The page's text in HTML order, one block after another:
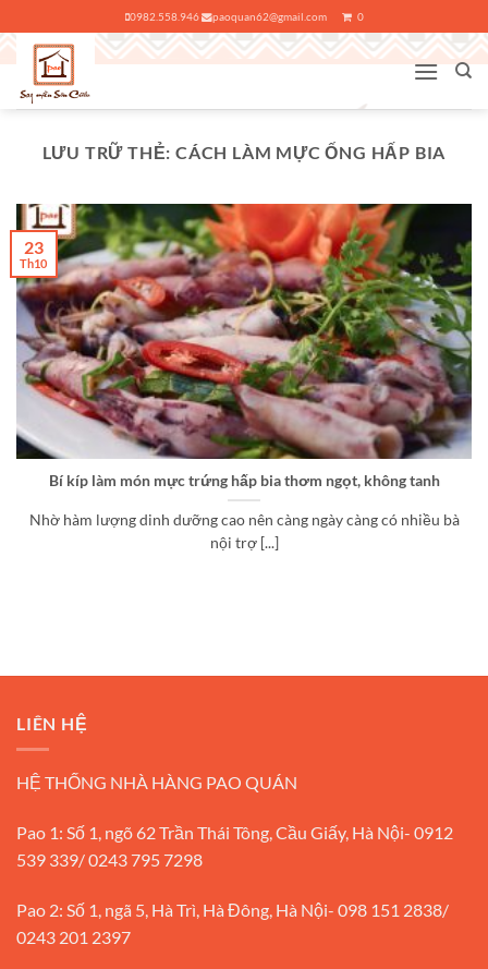
qua
nội
dung
0982.558.946 paoquan62@gmail.com 0
LƯU TRỮ THẺ:CÁCH LÀM MỰC ỐNG HẤP BIA
Bí kíp làm món mực trứng hấp bia thơm ngọt, không tanh
Nhờ hàm lượng dinh dưỡng cao nên càng ngày càng có nhiều bà
nội trợ [...]
23
Th10
LIÊN HỆ
HỆ THỐNG NHÀ HÀNG PAO QUÁN
Pao 1: Số 1, ngõ 62 Trần Thái Tông, Cầu Giấy, Hà Nội- 0912
539 339/ 0243 795 7298
Pao 2: Số 1, ngã 5, Hà Trì, Hà Đông, Hà Nội- 098 151 2838/
0243 201 2397